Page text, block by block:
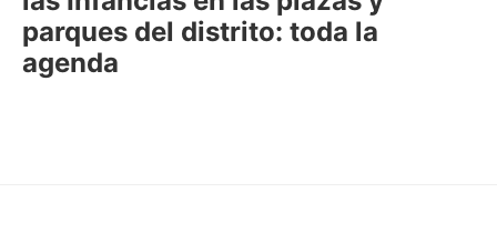
parques del distrito: toda la
agenda